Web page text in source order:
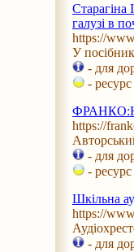
галузі в
https://
У
- для
-
https://
- для
-
Шкільна
https://
- для